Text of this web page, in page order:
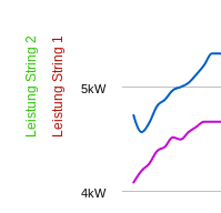
Leistung String 1
Leistung String 2
4kW
5kW